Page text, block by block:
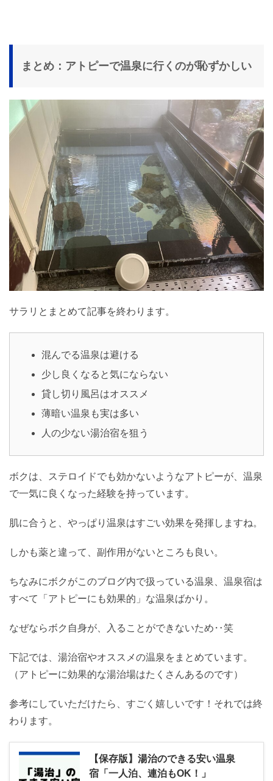
まとめ：アトピーで温泉に行くのが恥ずかしい
サラリとまとめて記事を終わります。
混んでる温泉は避ける
少し良くなると気にならない
貸し切り風呂はオススメ
薄暗い温泉も実は多い
人の少ない湯治宿を狙う
ボクは、ステロイドでも効かないようなアトピーが、温泉
で一気に良くなった経験を持っています。
肌に合うと、やっぱり温泉はすごい効果を発揮しますね。
しかも薬と違って、副作用がないところも良い。
ちなみにボクがこのブログ内で扱っている温泉、温泉宿は
すべて「アトピーにも効果的」な温泉ばかり。
なぜならボク自身が、入ることができないため‥笑
下記では、湯治宿やオススメの温泉をまとめています。
（アトピーに効果的な湯治場はたくさんあるのです）
参考にしていただけたら、すごく嬉しいです！それでは終
わります。
【保存版】湯治のできる安い温泉
宿「一人泊、連泊もOK！」